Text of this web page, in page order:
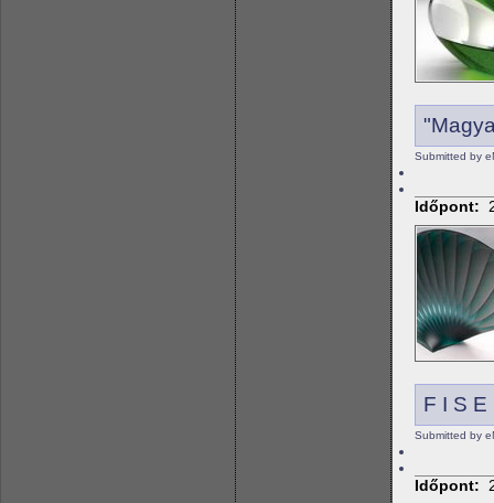
Submitted by
Időpont:
F I S
Submitted by
Időpont: